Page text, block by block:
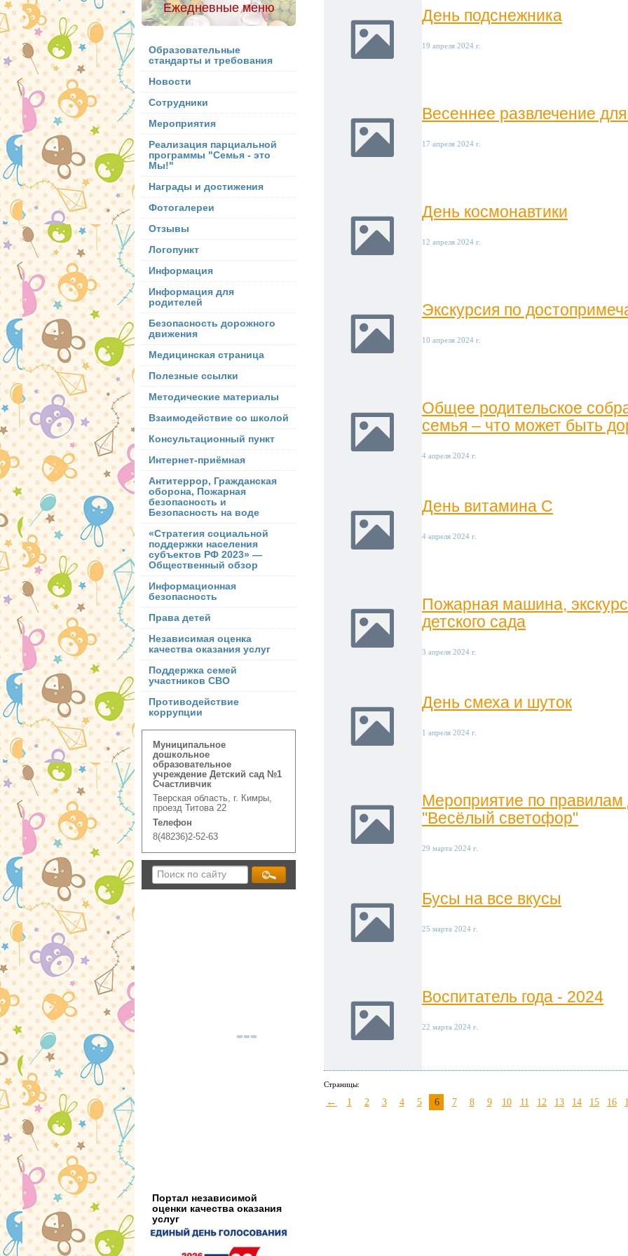
Ежедневные меню
Образовательные
стандарты и требования
Новости
Сотрудники
Мероприятия
Реализация парциальной
программы "Семья - это
Мы!"
Награды и достижения
Фотогалереи
Отзывы
Логопункт
Информация
Информация для
родителей
Безопасность дорожного
движения
Медицинская страница
Полезные ссылки
Методические материалы
Взаимодействие со школой
Консультационный пункт
Интернет-приёмная
Антитеррор, Гражданская
оборона, Пожарная
безопасность и
Безопасность на воде
«Стратегия социальной
поддержки населения
субъектов РФ 2023» —
Общественный обзор
Информационная
безопасность
Права детей
Независимая оценка
качества оказания услуг
Поддержка семей
участников СВО
Противодействие
коррупции
Муниципальное
дошкольное
образовательное
учреждение Детский сад №1
Счастливчик
Тверская область, г. Кимры,
проезд Титова 22
Телефон
8(48236)2-52-63
Портал независимой
оценки качества оказания
услуг
День подснежника
19 апреля 2024 г.
Весеннее развлечение
17 апреля 2024 г.
День космонавтики
12 апреля 2024 г.
Экскурсия по
10 апреля 2024 г.
Общее родительское
семья – что может быть
4 апреля 2024 г.
День витамина С
4 апреля 2024 г.
Пожарная машина,
детского сада
3 апреля 2024 г.
День смеха и шуток
1 апреля 2024 г.
Мероприятие по
"Весёлый светофор"
29 марта 2024 г.
Бусы на все вкусы
25 марта 2024 г.
Воспитатель года - 2024
22 марта 2024 г.
Страницы:
← 1 2 3 4 5 6 7 8 9 10 11 12 13 14 15 16